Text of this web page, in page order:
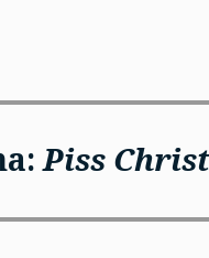
Piss Christ